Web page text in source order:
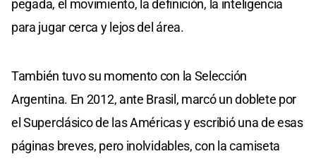
pegada, el movimiento, la definición, la inteligencia
para jugar cerca y lejos del área.
También tuvo su momento con la Selección
Argentina. En 2012, ante Brasil, marcó un doblete por
el Superclásico de las Américas y escribió una de esas
páginas breves, pero inolvidables, con la camiseta